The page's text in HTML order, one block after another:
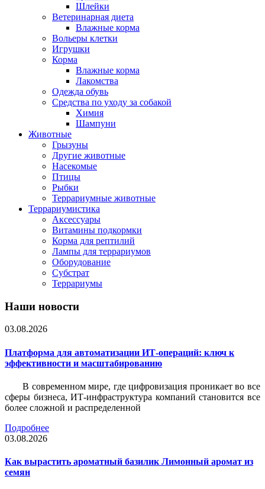
Шлейки
Ветеринарная диета
Влажные корма
Вольеры клетки
Игрушки
Корма
Влажные корма
Лакомства
Одежда обувь
Средства по уходу за собакой
Химия
Шампуни
Животные
Грызуны
Другие животные
Насекомые
Птицы
Рыбки
Террариумные животные
Террариумистика
Аксессуары
Витамины подкормки
Корма для рептилий
Лампы для террариумов
Оборудование
Субстрат
Террариумы
Наши новости
03.08.2026
Платформа для автоматизации ИТ-операций: ключ к
эффективности и масштабированию
В современном мире, где цифровизация проникает во все
сферы бизнеса, ИТ-инфраструктура компаний становится все
более сложной и распределенной
Подробнее
03.08.2026
Как вырастить ароматный базилик Лимонный аромат из
семян